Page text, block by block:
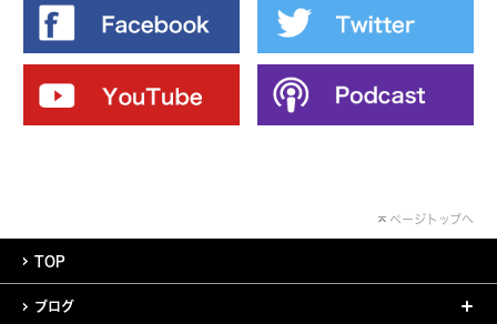
ページトップへ
TOP
ブログ